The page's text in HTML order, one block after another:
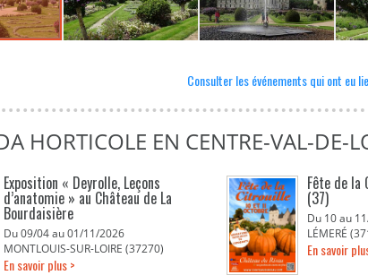
Consulter les événements qui ont eu
HORTICOLE EN CENTRE-VAL-DE-
Exposition « Deyrolle, Leçons
d’anatomie » au Château de La
Bourdaisière
Du 09/04 au 01/11/2026
MONTLOUIS-SUR-LOIRE (37270)
En savoir plus >
Fête de la
(37)
Du 10 au
LÉMERÉ
En savoir